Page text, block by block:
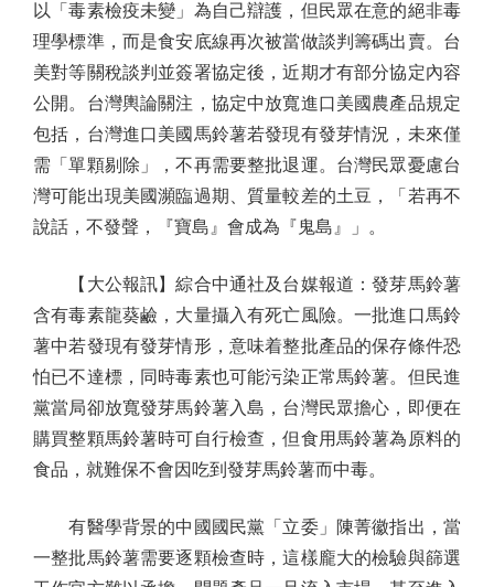
以「毒素檢疫未變」為自己辯護，但民眾在意的絕非毒
理學標準，而是食安底線再次被當做談判籌碼出賣。台
美對等關稅談判並簽署協定後，近期才有部分協定內容
公開。台灣輿論關注，協定中放寬進口美國農產品規定
包括，台灣進口美國馬鈴薯若發現有發芽情況，未來僅
需「單顆剔除」，不再需要整批退運。台灣民眾憂慮台
灣可能出現美國瀕臨過期、質量較差的土豆，「若再不
說話，不發聲，『寶島』會成為『鬼島』」。
【大公報訊】綜合中通社及台媒報道：發芽馬鈴薯
含有毒素龍葵鹼，大量攝入有死亡風險。一批進口馬鈴
薯中若發現有發芽情形，意味着整批產品的保存條件恐
怕已不達標，同時毒素也可能污染正常馬鈴薯。但民進
黨當局卻放寬發芽馬鈴薯入島，台灣民眾擔心，即便在
購買整顆馬鈴薯時可自行檢查，但食用馬鈴薯為原料的
食品，就難保不會因吃到發芽馬鈴薯而中毒。
有醫學背景的中國國民黨「立委」陳菁徽指出，當
一整批馬鈴薯需要逐顆檢查時，這樣龐大的檢驗與篩選